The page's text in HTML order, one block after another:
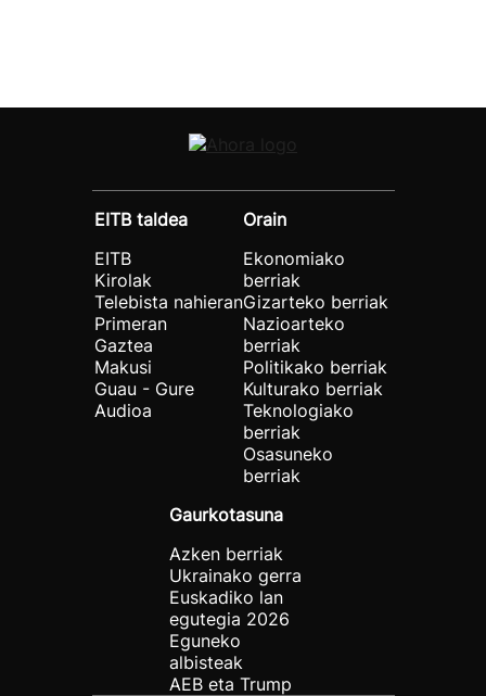
EITB taldea
EITB
Kirolak
Telebista nahieran
Primeran
Gaztea
Makusi
Guau - Gure
Audioa
Orain
Ekonomiako
berriak
Gizarteko berriak
Nazioarteko
berriak
Politikako berriak
Kulturako berriak
Teknologiako
berriak
Osasuneko
berriak
Gaurkotasuna
Azken berriak
Ukrainako gerra
Euskadiko lan
egutegia 2026
Eguneko
albisteak
AEB eta Trump